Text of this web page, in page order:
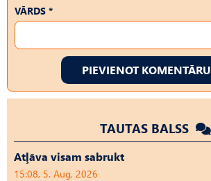
VĀRDS *
PIEVIENOT KOMENTĀRU
TAUTAS BALSS
Atļāva visam sabrukt
15:08, 5. Aug, 2026